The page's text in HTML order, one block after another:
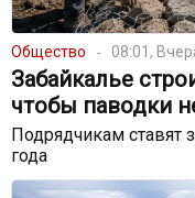
Общество 08:01,
Забайкалье
чтобы паводки
Подрядчикам ставят
года